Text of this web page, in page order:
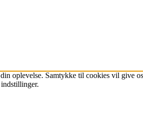
oplevelse. Samtykke til cookies vil give